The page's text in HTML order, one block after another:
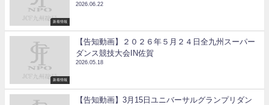
新着情報
2026.06.22
新着情報
【告知動画】２０２６年５月２４日全九州スーパー
ダンス競技大会IN佐賀
2026.05.18
【告知動画】3月15日ユニバーサルグランプリダン